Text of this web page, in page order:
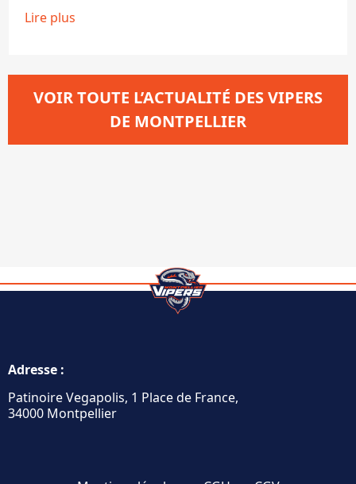
Lire plus
VOIR TOUTE L’ACTUALITÉ DES VIPERS
DE MONTPELLIER
Adresse :
Patinoire Vegapolis, 1 Place de France,
34000 Montpellier